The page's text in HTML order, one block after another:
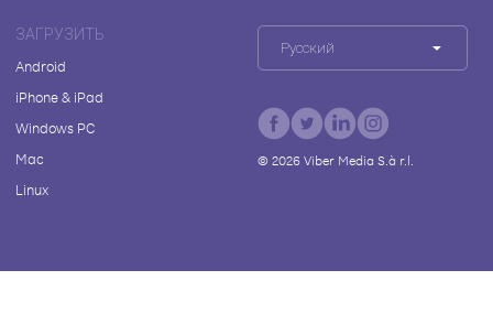
ЗАГРУЗИТЬ
Android
iPhone & iPad
Windows PC
Mac
Linux
Русский
© 2026Viber Media S.à r.l.